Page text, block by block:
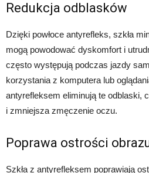
Redukcja odblasków
Dzięki powłoce antyrefleks, szkła
mogą powodować dyskomfort i
często występują podczas jazdy
korzystania z komputera lub
antyrefleksem eliminują te odblaski,
i zmniejsza zmęczenie oczu.
Poprawa ostrości
Szkła z antyrefleksem poprawiają